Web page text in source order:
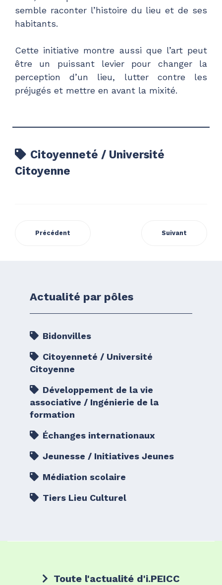
semble raconter l’histoire du lieu et de ses
habitants.
Cette initiative montre aussi que l’art peut
être un puissant levier pour changer la
perception d’un lieu, lutter contre les
préjugés et mettre en avant la mixité.
Citoyenneté / Université
Citoyenne
Précédent Suivant
Actualité par pôles
Bidonvilles
Citoyenneté / Université
Citoyenne
Développement de la vie
associative / Ingénierie de la
formation
Échanges internationaux
Jeunesse / Initiatives Jeunes
Médiation scolaire
Tiers Lieu Culturel
Toute l'actualité d'i.PEICC